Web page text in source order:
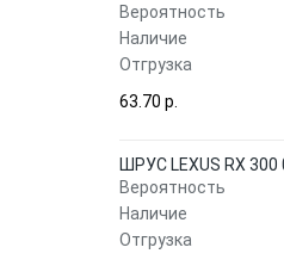
Вероятность
Наличие
Отгрузка
63.70 p.
ШРУС LEXUS RX
Вероятность
Наличие
Отгрузка